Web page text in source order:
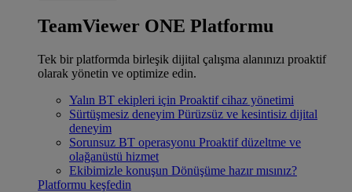
TeamViewer ONE Platformu
Tek bir platformda birleşik dijital çalışma alanınızı proaktif
olarak yönetin ve optimize edin.
Yalın BT ekipleri için Proaktif cihaz yönetimi
Sürtüşmesiz deneyim Pürüzsüz ve kesintisiz dijital
deneyim
Sorunsuz BT operasyonu Proaktif düzeltme ve
olağanüstü hizmet
Ekibimizle konuşun Dönüşüme hazır mısınız?
Platformu keşfedin